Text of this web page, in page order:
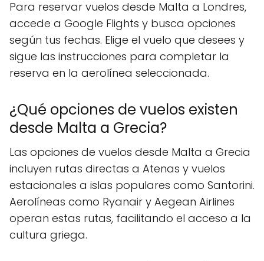
Para reservar vuelos desde Malta a Londres,
accede a Google Flights y busca opciones
según tus fechas. Elige el vuelo que desees y
sigue las instrucciones para completar la
reserva en la aerolínea seleccionada.
¿Qué opciones de vuelos existen
desde Malta a Grecia?
Las opciones de vuelos desde Malta a Grecia
incluyen rutas directas a Atenas y vuelos
estacionales a islas populares como Santorini.
Aerolíneas como Ryanair y Aegean Airlines
operan estas rutas, facilitando el acceso a la
cultura griega.